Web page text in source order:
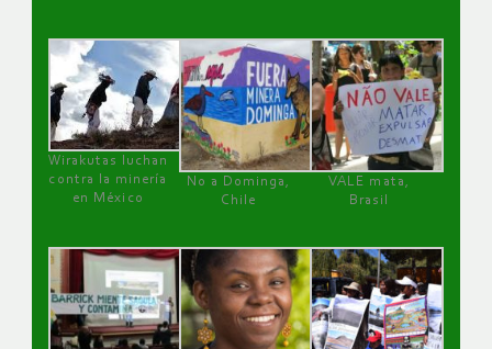
Wirakutas luchan
contra la minería
en México
No a Dominga,
Chile
VALE mata,
Brasil